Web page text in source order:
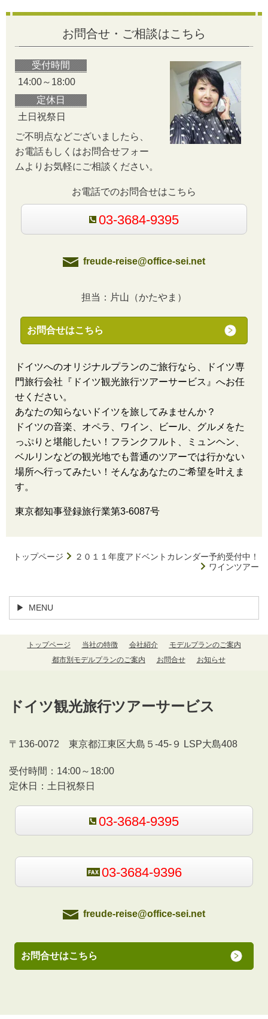
お問合せ・ご相談はこちら
受付時間
14:00～18:00
定休日
土日祝祭日
ご不明点などございましたら、
お電話もしくはお問合せフォー
ムよりお気軽にご相談ください。
お電話でのお問合せはこちら
03-3684-9395
freude-reise@office-sei.net
担当：片山（かたやま）
お問合せはこちら
ドイツへのオリジナルプランのご旅行なら、ドイツ専
門旅行会社『ドイツ観光旅行ツアーサービス』へお任
せください。
あなたの知らないドイツを旅してみませんか？
ドイツの音楽、オペラ、ワイン、ビール、グルメをた
っぷりと堪能したい！フランクフルト、ミュンヘン、
ベルリンなどの観光地でも普通のツアーでは行かない
場所へ行ってみたい！そんなあなたのご希望を叶えま
す。
東京都知事登録旅行業第3-6087号
トップページ
２０１１年度アドベントカレンダー予約受付中！
ワインツアー
MENU
トップページ 当社の特徴 会社紹介
モデルプランのご案内
都市別モデルプランのご案内
お問合せ お知らせ
ドイツ観光旅行ツアーサービス
〒136-0072 東京都江東区大島５-45-９ LSP大島408
受付時間： 14:00～18:00
定休日： 土日祝祭日
03-3684-9395
03-3684-9396
freude-reise@office-sei.net
お問合せはこちら